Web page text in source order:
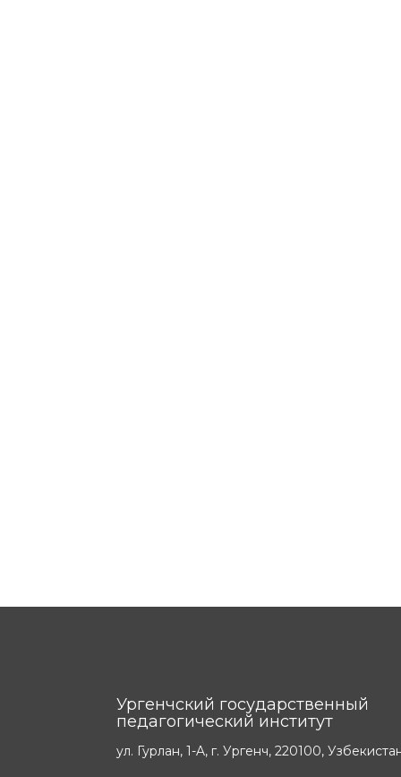
Ургенчский государственный
педагогический институт
ул. Гурлан, 1-A, г. Ургенч, 220100,